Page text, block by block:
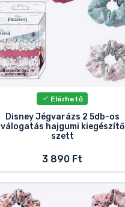
Elérhető
Disney Jégvarázs 2 5db-os
válogatás hajgumi kiegészítő
szett
3 890 Ft